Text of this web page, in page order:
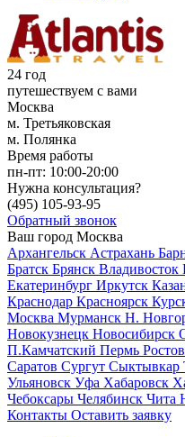
24 год
путешествуем с вами
Москва
м. Третьяковская
м. Полянка
Время работы
пн-пт: 10:00-20:00
Нужна консультация?
(495) 105-93-95
Обратный звонок
Ваш город Москва
Архангельск Астрахань
Братск Брянск Владивосток
Екатеринбург Иркутск
Краснодар Красноярск
Москва Мурманск Н.
Новокузнецк Новосибирск
П.Камчатский Пермь
Саратов Сургут Сыктывкар
Ульяновск Уфа Хабаровск
Чебоксары Челябинск Чита
Контакты Оставить заявку